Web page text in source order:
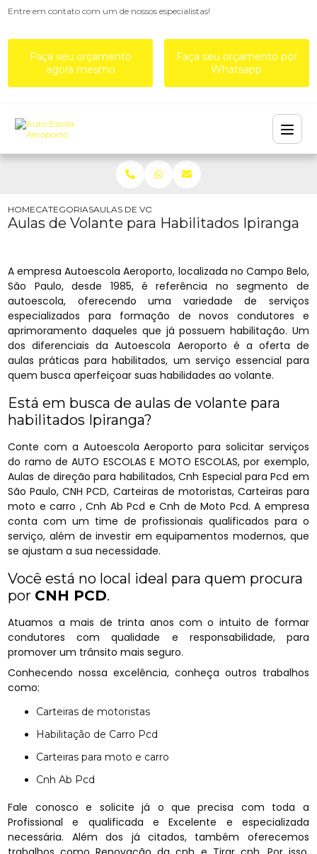
Entre em contato com um de nossos especialistas!
Faça seu orçamento
agora mesmo
Faça seu orçamento por
Whatsapp
HOMECATEGORIASAULAS DE VOLANTE PARA HABILITADOS IPIRANGA
Aulas de Volante para Habilitados Ipiranga
A empresa Autoescola Aeroporto, localizada no Campo Belo,
São Paulo, desde 1985, é referência no segmento de
autoescola, oferecendo uma variedade de serviços
especializados para formação de novos condutores e
aprimoramento daqueles que já possuem habilitação. Um
dos diferenciais da Autoescola Aeroporto é a oferta de
aulas práticas para habilitados, um serviço essencial para
quem busca aperfeiçoar suas habilidades ao volante.
Está em busca de aulas de volante para
habilitados Ipiranga?
Conte com a Autoescola Aeroporto para solicitar serviços
do ramo de AUTO ESCOLAS E MOTO ESCOLAS, por exemplo,
Aulas de direção para habilitados, Cnh Especial para Pcd em
São Paulo, CNH PCD, Carteiras de motoristas, Carteiras para
moto e carro , Cnh Ab Pcd e Cnh de Moto Pcd. A empresa
conta com um time de profissionais qualificados para o
serviço, além de investir em equipamentos modernos, que
se ajustam a sua necessidade.
Você está no local ideal para quem procura
por CNH PCD.
Atuamos a mais de trinta anos com o intuito de formar
condutores com qualidade e responsabilidade, para
promover um trânsito mais seguro.
Conhecendo nossa excelência, conheça outros trabalhos
como:
Carteiras de motoristas
Habilitação de Carro Pcd
Carteiras para moto e carro
Cnh Ab Pcd
Fale conosco e solicite já o que precisa com toda a
Profissional e qualificada e Excelente e especializada
necessária. Além dos já citados, também oferecemos